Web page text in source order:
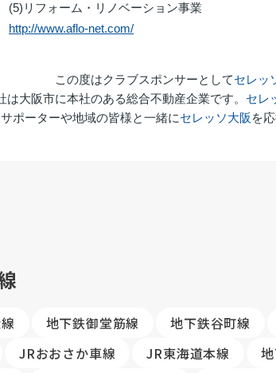
(5)リフォーム・リノベーション事業
http://www.aflo-net.com/
この度はクラブスポンサーとしてセレッ
は大阪市に本社のある総合不動産企業です。 セレ
ポーターや地域の皆様と一緒にセレッソ大阪 を
地下鉄御堂筋線 地下鉄谷町線
JRおおさか車線 JR東海道本線